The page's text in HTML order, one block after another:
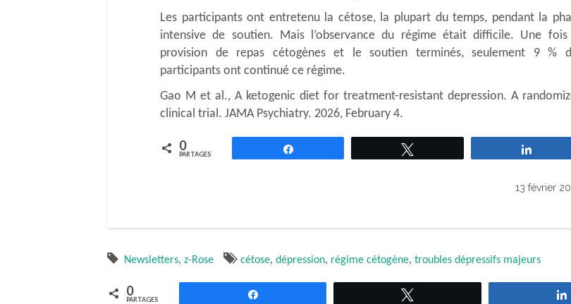
Les participants ont entretenu la cétose, la plupart du temps, pendant la
intensive de soutien. Mais l’observance du régime était difficile. Une
provision de repas cétogènes et le soutien terminés, seulement 9 %
participants ont continué ce régime.
Gao M et al., A ketogenic diet for treatment-resistant depression. A
clinical trial. JAMA Psychiatry. 2026, February 4.
0
PARTAGES
13 février
Newsletters, z-Rose cétose, dépression, régime cétogène, troubles dépressifs majeurs
0
PARTAGES